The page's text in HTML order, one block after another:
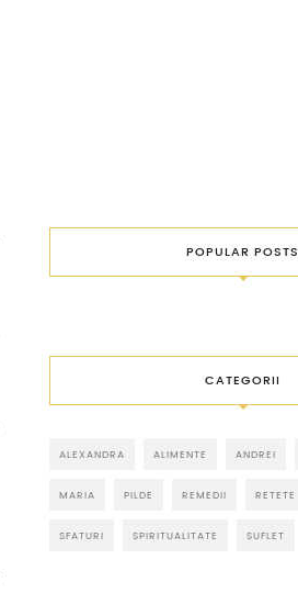
POPULAR POSTS
CATEGORII
ALEXANDRA ALIMENTE ANDREI
MARIA PILDE REMEDII RETETE
SFATURI SPIRITUALITATE SUFLET